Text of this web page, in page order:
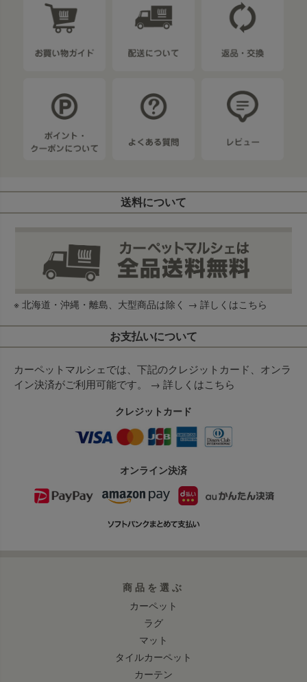
送料について
※ 北海道・沖縄・離島、大型商品は除く → 詳しくはこちら
お支払いについて
カーペットマルシェでは、下記のクレジットカード、オンラ
イン決済がご利用可能です。 → 詳しくはこちら
クレジットカード
オンライン決済
商品を選ぶ
カーペット
ラグ
マット
タイルカーペット
カーテン